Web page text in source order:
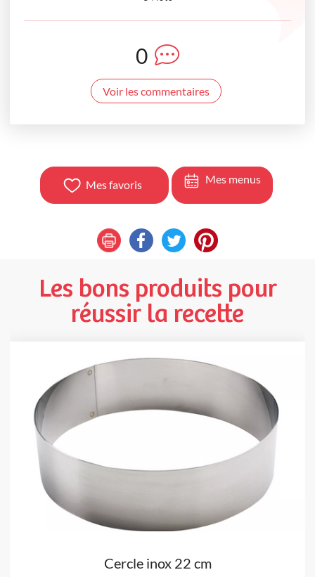
0
Voir les commentaires
Mes favoris Mes menus
Les bons produits pour
réussir la recette
Cercle inox 22 cm